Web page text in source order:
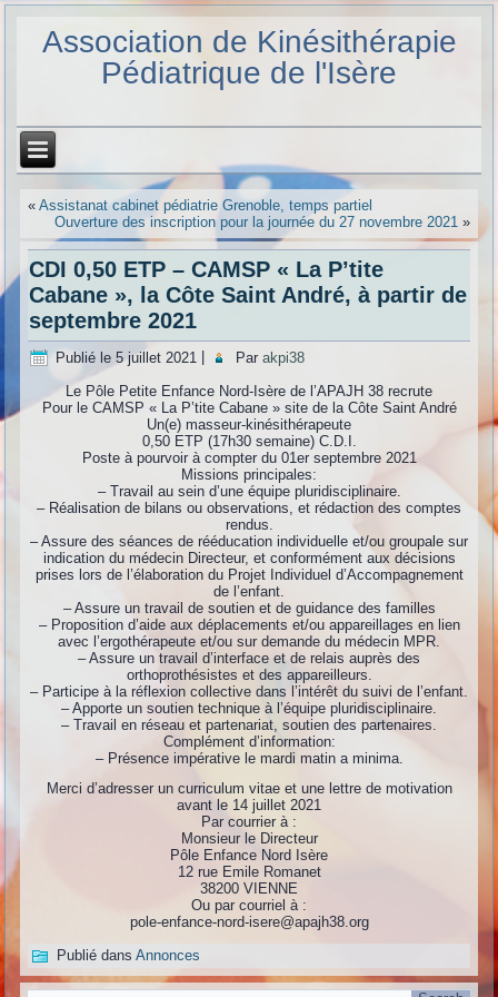
Association de Kinésithérapie
Pédiatrique de l'Isère
«Assistanat cabinet pédiatrie Grenoble, temps partiel
Ouverture des inscription pour la journée du 27 novembre 2021»
CDI 0,50 ETP – CAMSP « La P’tite
Cabane », la Côte Saint André, à partir de
septembre 2021
Publié le 5 juillet 2021 Par akpi38
Le Pôle Petite Enfance Nord-Isère de l’APAJH 38 recrute
Pour le CAMSP « La P’tite Cabane » site de la Côte Saint André
Un(e) masseur-kinésithérapeute
0,50 ETP (17h30 semaine) C.D.I.
Poste à pourvoir à compter du 01er septembre 2021
Missions principales:
– Travail au sein d’une équipe pluridisciplinaire.
– Réalisation de bilans ou observations, et rédaction des comptes
rendus.
– Assure des séances de rééducation individuelle et/ou groupale sur
indication du médecin Directeur, et conformément aux décisions
prises lors de l’élaboration du Projet Individuel d’Accompagnement
de l’enfant.
– Assure un travail de soutien et de guidance des familles
– Proposition d’aide aux déplacements et/ou appareillages en lien
avec l’ergothérapeute et/ou sur demande du médecin MPR.
– Assure un travail d’interface et de relais auprès des
orthoprothésistes et des appareilleurs.
– Participe à la réflexion collective dans l’intérêt du suivi de l’enfant.
– Apporte un soutien technique à l’équipe pluridisciplinaire.
– Travail en réseau et partenariat, soutien des partenaires.
Complément d’information:
– Présence impérative le mardi matin a minima.
Merci d’adresser un curriculum vitae et une lettre de motivation
avant le 14 juillet 2021
Par courrier à :
Monsieur le Directeur
Pôle Enfance Nord Isère
12 rue Emile Romanet
38200 VIENNE
Ou par courriel à :
pole-enfance-nord-isere@apajh38.org
Publié dans Annonces